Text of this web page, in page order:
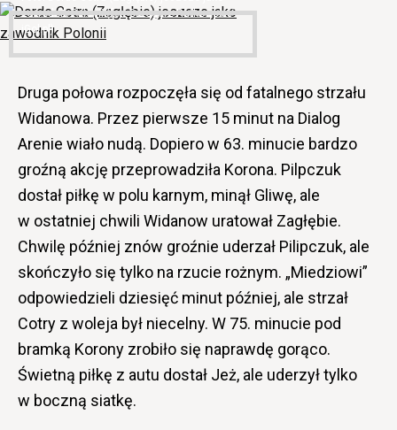
zawodnik Polonii (fot. Grzegorz Rutkowski /
iGol.pl)
Druga połowa rozpoczęła się od fatalnego strzału
Widanowa. Przez pierwsze 15 minut na Dialog
Arenie wiało nudą. Dopiero w 63. minucie bardzo
groźną akcję przeprowadziła Korona. Pilpczuk
dostał piłkę w polu karnym, minął Gliwę, ale
w ostatniej chwili Widanow uratował Zagłębie.
Chwilę później znów groźnie uderzał Pilipczuk, ale
skończyło się tylko na rzucie rożnym. „Miedziowi”
odpowiedzieli dziesięć minut później, ale strzał
Cotry z woleja był niecelny. W 75. minucie pod
bramką Korony zrobiło się naprawdę gorąco.
Świetną piłkę z autu dostał Jeż, ale uderzył tylko
w boczną siatkę.